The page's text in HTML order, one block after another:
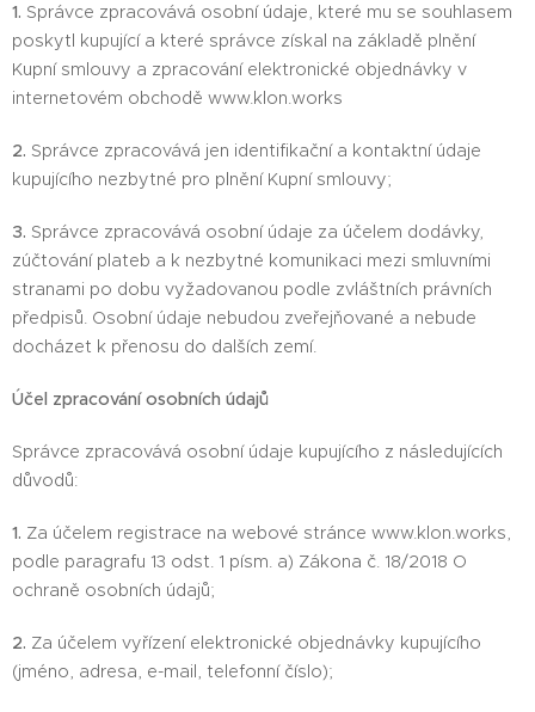
1. Správce zpracovává osobní údaje, které mu se souhlasem
poskytl kupující a které správce získal na základě plnění
Kupní smlouvy a zpracování elektronické objednávky v
internetovém obchodě www.klon.works
2. Správce zpracovává jen identifikační a kontaktní údaje
kupujícího nezbytné pro plnění Kupní smlouvy;
3. Správce zpracovává osobní údaje za účelem dodávky,
zúčtování plateb a k nezbytné komunikaci mezi smluvními
stranami po dobu vyžadovanou podle zvláštních právních
předpisů. Osobní údaje nebudou zveřejňované a nebude
docházet k přenosu do dalších zemí.
Účel zpracování osobních údajů
Správce zpracovává osobní údaje kupujícího z následujících
důvodů:
1. Za účelem registrace na webové stránce www.klon.works,
podle paragrafu 13 odst. 1 písm. a) Zákona č. 18/2018 O
ochraně osobních údajů;
2. Za účelem vyřízení elektronické objednávky kupujícího
(jméno, adresa, e-mail, telefonní číslo);